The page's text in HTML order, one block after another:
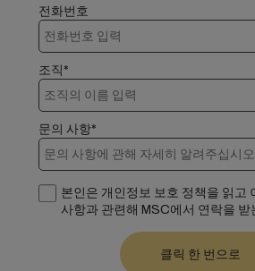
전화번호
조직*
문의 사항*
본인은 개인정보 보호 정책을 읽고
사항과 관련해 MSC에서 연락을 받